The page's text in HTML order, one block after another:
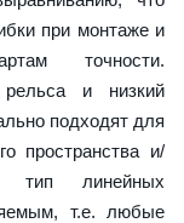
при монтаже и
точности.
рельса и низкий
подходят для
пространства и/
тип линейных
т.е. любые